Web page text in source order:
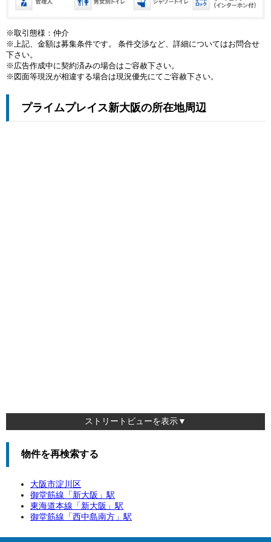
※取引態様：仲介
※上記、金額は募集条件です。 条件交渉など、詳細についてはお問合せ
下さい。
※広告作成中に契約済みの場合はご容赦下さい。
※図面等現況が相違する場合は現況優先にてご容赦下さい。
プライムプレイス新大阪の所在地周辺
ストリートビューを表示▼
物件を再検索する
大阪市淀川区
御堂筋線「 新大阪 」駅
東海道本線「 新大阪 」駅
御堂筋線「 西中島南方 」駅